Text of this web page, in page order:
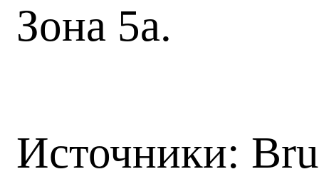
Зона 5а.
Источники: